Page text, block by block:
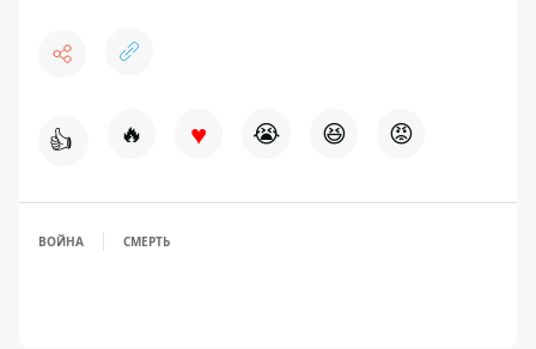
👍 🔥 ♥ 😭 😆 😡
ВОЙНА СМЕРТЬ